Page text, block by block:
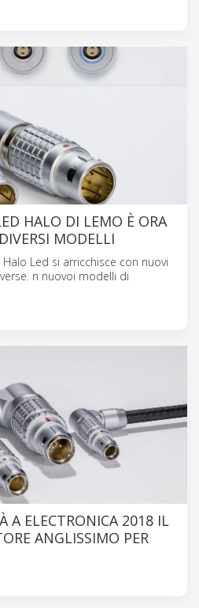
HALO DI LEMO È ORA
MODELLI
Led si arricchisce con nuovi
n nuovoi modelli di
A ELECTRONICA 2018 IL
ANGLISSIMO PER